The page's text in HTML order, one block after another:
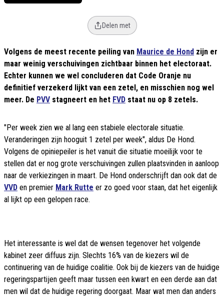
Delen met
Volgens de meest recente peiling van Maurice de Hond zijn er
maar weinig verschuivingen zichtbaar binnen het electoraat.
Echter kunnen we wel concluderen dat Code Oranje nu
definitief verzekerd lijkt van een zetel, en misschien nog wel
meer. De PVV stagneert en het FVD staat nu op 8 zetels.
"Per week zien we al lang een stabiele electorale situatie.
Veranderingen zijn hooguit 1 zetel per week", aldus De Hond.
Volgens de opiniepeiler is het vanuit die situatie moeilijk voor te
stellen dat er nog grote verschuivingen zullen plaatsvinden in aanloop
naar de verkiezingen in maart. De Hond onderschrijft dan ook dat de
VVD en premier Mark Rutte er zo goed voor staan, dat het eigenlijk
al lijkt op een gelopen race.
Het interessante is wel dat de wensen tegenover het volgende
kabinet zeer diffuus zijn. Slechts 16% van de kiezers wil de
continuering van de huidige coalitie. Ook bij de kiezers van de huidige
regeringspartijen geeft maar tussen een kwart en een derde aan dat
men wil dat de huidige regering doorgaat. Maar wat men dan anders